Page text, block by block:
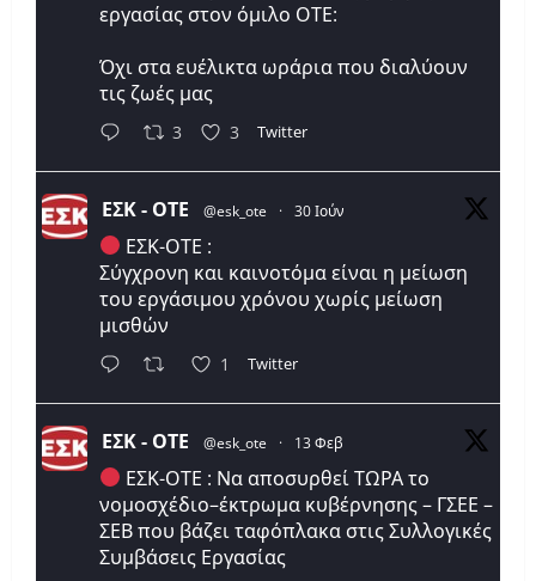
εργασίας στον όμιλο ΟΤΕ:
Όχι στα ευέλικτα ωράρια που διαλύουν
τις ζωές μας
3 3 Twitter
ΕΣΚ - ΟΤΕ @esk_ote · 30 Ιούν
ΕΣΚ-ΟΤΕ :
Σύγχρονη και καινοτόμα είναι η μείωση
του εργάσιμου χρόνου χωρίς μείωση
μισθών
1 Twitter
ΕΣΚ - ΟΤΕ @esk_ote · 13 Φεβ
ΕΣΚ-ΟΤΕ : Να αποσυρθεί ΤΩΡΑ το
νομοσχέδιο–έκτρωμα κυβέρνησης – ΓΣΕΕ –
ΣΕΒ που βάζει ταφόπλακα στις Συλλογικές
Συμβάσεις Εργασίας